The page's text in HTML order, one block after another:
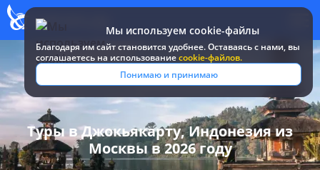
Мы используем cookie-файлы
Благодаря им сайт становится удобнее. Оставаясь c нами, вы
соглашаетесь на использованиеcookie-файлов.
Понимаю и принимаю
Все туры и
Индонезия /
в Джокьякарте из
Туры в Джокьякарту, Индонезия из
Москвы в 2026 году